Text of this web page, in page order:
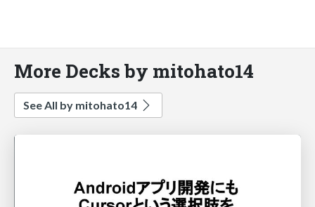
More Decks by mitohato14
See All by mitohato14